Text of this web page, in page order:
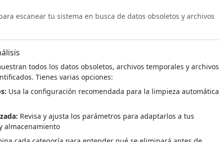
escanear tu sistema en busca de datos obsoletos y archivos
todos los datos obsoletos, archivos temporales y archivos
Tienes varias opciones:
Usa la configuración recomendada para la limpieza automática
Revisa y ajusta los parámetros para adaptarlos a tus
almacenamiento